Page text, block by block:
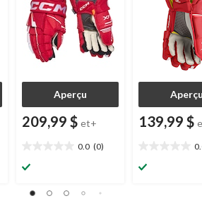
Aperçu
209,99 $ et+
0.0 (0)
étoile(s)
5.
139,99 $
étoile(s)